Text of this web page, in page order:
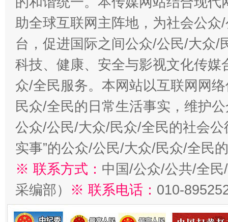
助全球互联网主阵地，为社会公
台，促进国际之间公众/公民/大众/
科技、健康、安全与影视文化传
众/全民服务。本网站以互联网网
民众/全民的日常生活事实，维护
公众/公民/大众/民众/全民的社会公
实事”的公众/公民/大众/民众/全民
※ 联系方式： 中国/公众/公共/全
采编部） ※ 联系电话： 010-